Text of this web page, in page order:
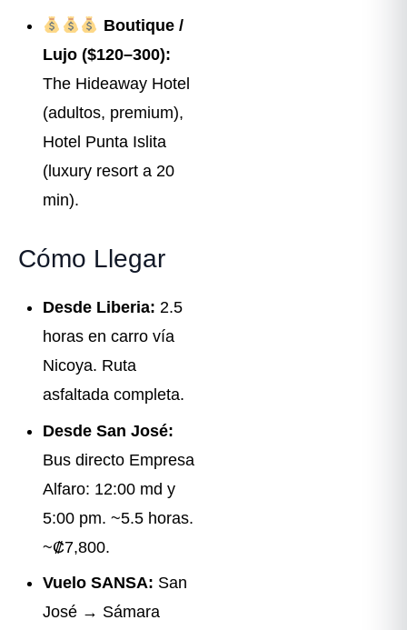
Boutique /
Lujo ($120–300):
The Hideaway Hotel
(adultos, premium),
Hotel Punta Islita
(luxury resort a 20
min).
Cómo Llegar
Desde Liberia: 2.5
horas en carro vía
Nicoya. Ruta
asfaltada completa.
Desde San José:
Bus directo Empresa
Alfaro: 12:00 md y
5:00 pm. ~5.5 horas.
~₡7,800.
Vuelo SANSA: San
José → Sámara